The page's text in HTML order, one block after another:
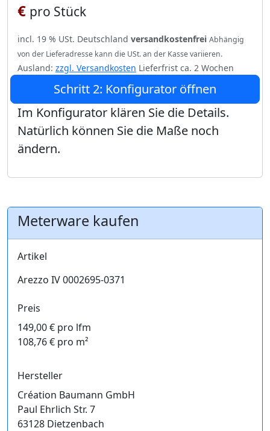
€ pro Stück
incl. 19 % USt. Deutschland versandkostenfrei Abhängig
von der Lieferadresse kann die USt. an der Kasse variieren.
Ausland: zzgl. Versandkosten Lieferfrist ca. 2 Wochen
Schritt 2: Konfigurator öffnen
Im Konfigurator klären Sie die Details.
Natürlich können Sie die Maße noch
ändern.
Meterware kaufen
Artikel
Arezzo IV 0002695-0371
Preis
149,00 € pro lfm
108,76 € pro m²
Hersteller
Création Baumann GmbH
Paul Ehrlich Str. 7
63128 Dietzenbach